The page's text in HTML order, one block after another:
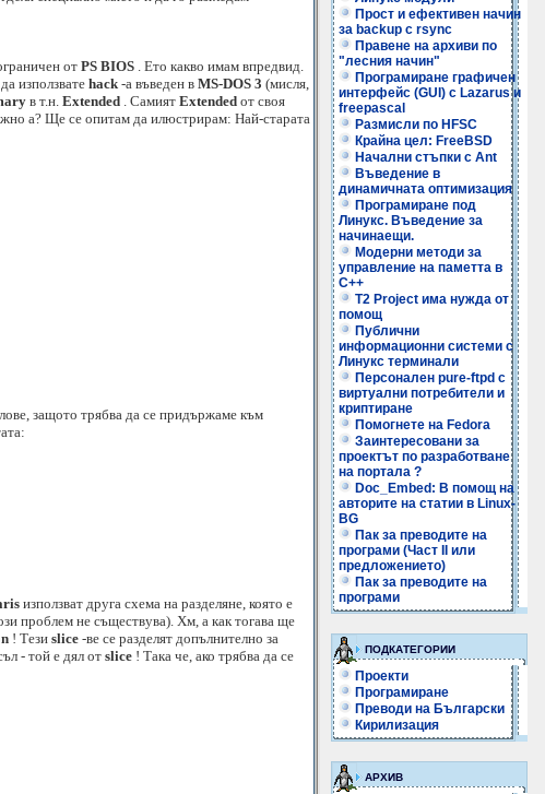
от PS BIOS . Ето какво имам впредвид.
използватеhack -a въведен в MS-DOS 3 (мисля,
в т.н. Extended . Самият Extended от своя
а? Ще се опитам да илюстрирам: Най-старата
защото трябва да се придържаме към
използват друга схема на разделяне, която е
проблем не съществува). Хм, а как тогава ще
! Тези slice -ве се разделят допълнително за
- той е дял от slice ! Така че, ако трябва да се
Прост и ефективен начин
за backup с rsync
Правене на архиви по
"лесния начин"
Програмиране графичен
интерфейс (GUI) с Lazarus и
freepascal
Размисли по HFSC
Крайна цел: FreeBSD
Начални стъпки с Ant
Въведение в
динамичната оптимизация
Програмиране под
Линукс. Въведение за
начинаещи.
Модерни методи за
управление на паметта в
C++
T2 Project има нужда от
помощ
Публични
информационни системи с
Линукс терминали
Персонален pure-ftpd с
виртуални потребители и
криптиране
Помогнете на Fedora
Заинтересовани за
проектът по разработване
на портала ?
Doc_Embed: В помощ на
авторите на статии в Linux-
BG
Пак за преводите на
програми (Част II или
предложението)
Пак за преводите на
програми
ПОДКАТЕГОРИИ
Проекти
Програмиране
Преводи на Български
Кирилизация
АРХИВ